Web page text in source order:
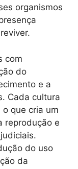
organismos
com
do
e a
Cada cultura
que cria um
reprodução e
do uso
da